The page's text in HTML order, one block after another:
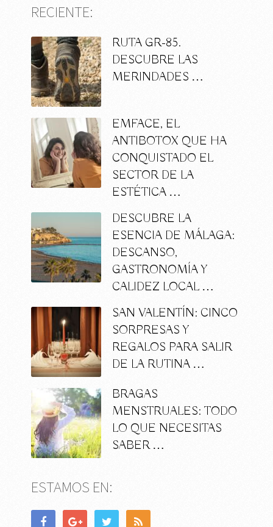
RECIENTE:
RUTA GR-85.
DESCUBRE LAS
MERINDADES …
EMFACE, EL
ANTIBOTOX QUE HA
CONQUISTADO EL
SECTOR DE LA
ESTÉTICA …
DESCUBRE LA
ESENCIA DE MÁLAGA:
DESCANSO,
GASTRONOMÍA Y
CALIDEZ LOCAL …
SAN VALENTÍN: CINCO
SORPRESAS Y
REGALOS PARA SALIR
DE LA RUTINA …
BRAGAS
MENSTRUALES: TODO
LO QUE NECESITAS
SABER …
ESTAMOS EN: